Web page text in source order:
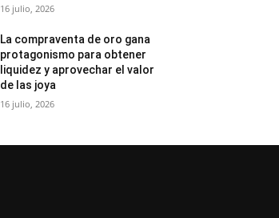
16 julio, 2026
La compraventa de oro gana
protagonismo para obtener
liquidez y aprovechar el valor
de las joya
16 julio, 2026